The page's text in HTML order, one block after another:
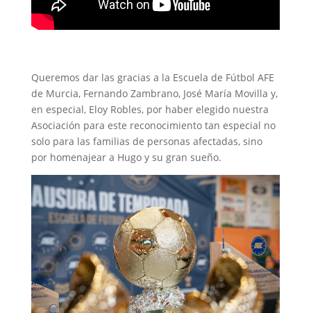
Queremos dar las gracias a la Escuela de Fútbol AFE
de Murcia, Fernando Zambrano, José María Movilla y,
en especial, Eloy Robles, por haber elegido nuestra
Asociación para este reconocimiento tan especial no
solo para las familias de personas afectadas, sino
por homenajear a Hugo y su gran sueño.